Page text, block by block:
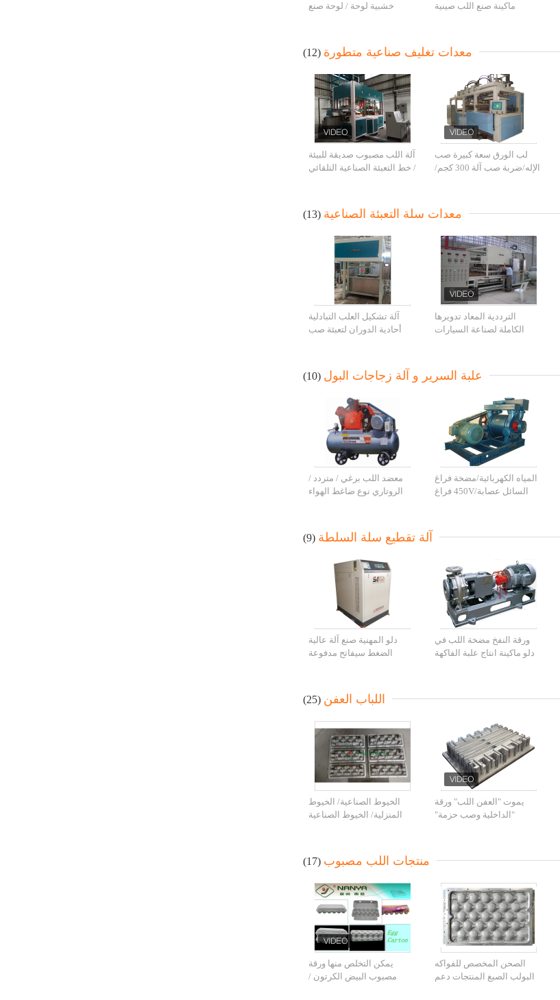
خشبية لوحة / لوحة صنع
ماكينة صنع اللب صينية
معدات تغليف صناعية متطورة (12)
آلة اللب مصبوب صديقة للبيئة
/ خط التعبئة الصناعية التلقائي
لب الورق سعة كبيرة صب
الإله/ضربة صب آلة 300 كجم/
معدات سلة التعبئة الصناعية (13)
آلة تشكيل العلب التبادلية
أحادية الدوران لتعبئة صب
الترددية المعاد تدويرها
الكاملة لصناعة السيارات
علبة السرير و آلة زجاجات البول (10)
معضد اللب برغي / متردد /
الروتاري نوع ضاغط الهواء
المياه الكهربائية/مضخة فراغ
السائل عصابة/450V فراغ
آلة تقطيع سلة السلطة (9)
دلو المهنية صنع آلة عالية
الضغط سيفاتح مدفوعة
ورقة النفخ مضخة اللب في
دلو ماكينة انتاج علبة الفاكهة
اللباب العفن (25)
الخيوط الصناعية/ الخيوط
المنزلية/ الخيوط الصناعية
يموت "العفن اللب" ورقة
"الداخلية وصب حزمة"
منتجات اللب مصبوب (17)
يمكن التخلص منها ورقة
مصبوب البيض الكرتون /
الصحن المخصص للفواكه
البولب الصبغ المنتجات دعم